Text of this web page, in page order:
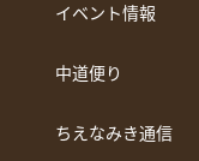
イベント情報
中道便り
ちえなみき通信